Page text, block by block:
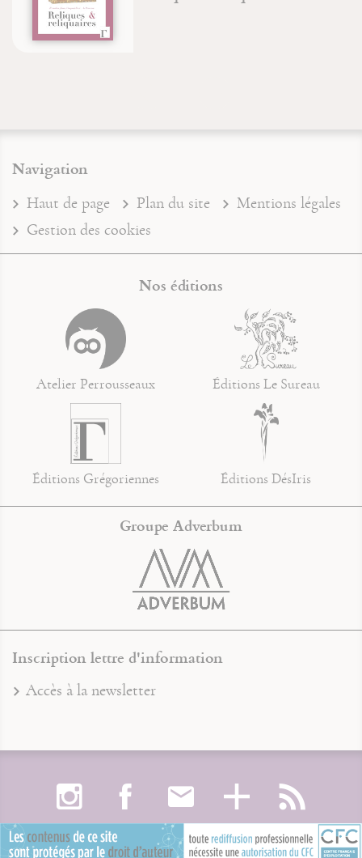
Navigation
Haut de page Plan du site
Mentions légales
Gestion des cookies
Nos éditions
Atelier Perrousseaux Éditions Le Sureau
Éditions Grégoriennes Éditions DésIris
Groupe Adverbum
Inscription lettre d'information
Accès à la newsletter